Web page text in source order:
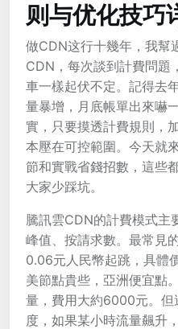
则与优化技巧
做CDN这行十幾年，我幫
CDN，每次談到計費問題
車一樣起伏不定。記得去
量暴增，月底帳單出來嚇
實，只要摸透計費規則，
本壓在可控範圍。今天就
節和實戰省錢招數，這些
大家少踩坑。
騰訊雲CDN的計費模式主
峰值、按請求數。最常見
0.06元人民幣起跳，具體
美節點貴些，亞洲便宜點
量，費用大約6000元。但
度，如果某小時流量飆升